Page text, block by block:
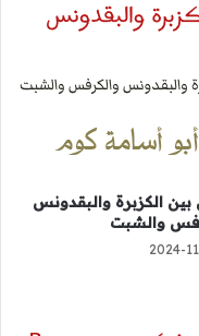
بين الكزبرة والبقدونس
والشبت
2024-